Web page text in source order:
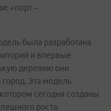
«порт –
была разработана
и впервые
деревню они
Эта модель
сегодня созданы
роста.